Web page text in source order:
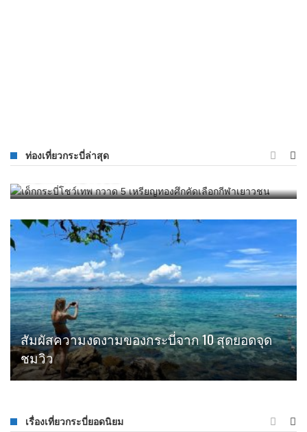
ท่องเที่ยวกระบี่ล่าสุด
เด็กกระบี่โชว์เทพ กวาด 5 เหรียญทองศึกคัด
สัมผัสความงดงามของกระบี่จาก 10 สุดยอดจุด
ชมวิว
เรื่องเที่ยวกระบี่ยอดนิยม